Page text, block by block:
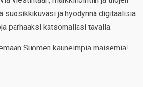
suosikkikuvasi ja hyödynnä digitaalisia
parhaaksi katsomallasi tavalla.
Suomen kauneimpia maisemia!